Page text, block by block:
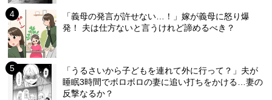
「義母の発言が許せない…！」嫁が義母に怒り爆
発！ 夫は仕方ないと言うけれど諦めるべき？
「うるさいから子どもを連れて外に行って？」夫が
睡眠3時間でボロボロの妻に追い打ちをかける…妻の
反撃なるか？